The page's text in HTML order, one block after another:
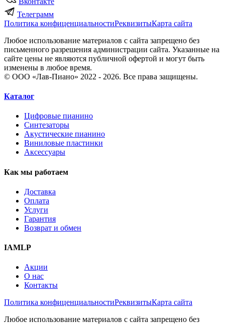
Телеграмм
Политика конфиценциальностиРеквизитыКарта сайта
Любое использование материалов с сайта запрещено без
письменного разрешения администрации сайта. Указанные на
сайте цены не являются публичной офертой и могут быть
изменены в любое время.
© ООО «Лав-Пиано» 2022 - 2026. Все права защищены.
Каталог
Цифровые пианино
Синтезаторы
Акустические пианино
Виниловые пластинки
Аксессуары
Как мы работаем
Доставка
Оплата
Услуги
Гарантия
Возврат и обмен
IAMLP
Акции
О нас
Контакты
Политика конфиценциальностиРеквизитыКарта сайта
Любое использование материалов с сайта запрещено без